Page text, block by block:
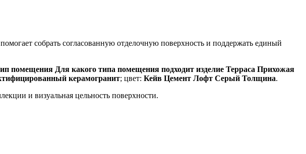
собрать согласованную отделочную поверхность и поддержать единый
помещения Для какого типа помещения подходит изделие Терраса Прихожая
керамогранит; цвет: Кейв Цемент Лофт Серый Толщина.
и визуальная цельность поверхности.